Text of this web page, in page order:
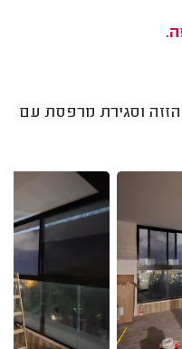
וסגירת מרפסת עם